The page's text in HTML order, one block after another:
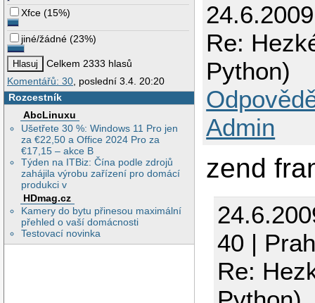
Xfce (15%)
jiné/žádné (23%)
Celkem 2333 hlasů
Komentářů: 30, poslední 3.4. 20:20
Rozcestník
AbcLinuxu
Ušetřete 30 %: Windows 11 Pro jen
za €22,50 a Office 2024 Pro za
€17,15 – akce B
Týden na ITBiz: Čína podle zdrojů
zahájila výrobu zařízení pro domácí
produkci v
HDmag.cz
Kamery do bytu přinesou maximální
přehled o vaší domácnosti
Testovací novinka
Re:
Python)
Admin
zend
40 |
Re: